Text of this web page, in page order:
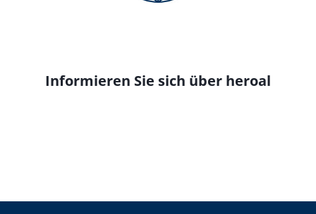
Informieren Sie sich über heroal